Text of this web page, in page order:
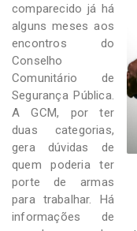
comparecido já há
alguns meses aos
encontros do
Conselho
Comunitário de
Segurança Pública.
A GCM, por ter
duas categorias,
gera dúvidas de
quem poderia ter
porte de armas
para trabalhar. Há
informações de